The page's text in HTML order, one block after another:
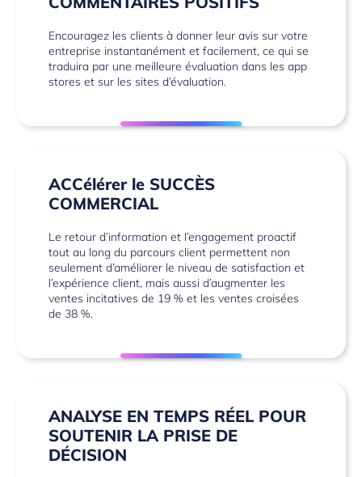
Encouragez les clients à donner leur avis sur votre
entreprise instantanément et facilement, ce qui se
traduira par une meilleure évaluation dans les app
stores et sur les sites d’évaluation.
ACCélérer le SUCCÈS
COMMERCIAL
Le retour d’information et l’engagement proactif
tout au long du parcours client permettent non
seulement d’améliorer le niveau de satisfaction et
l’expérience client, mais aussi d’augmenter les
ventes incitatives de 19 % et les ventes croisées
de 38 %.
ANALYSE EN TEMPS RÉEL POUR
SOUTENIR LA PRISE DE
DÉCISION